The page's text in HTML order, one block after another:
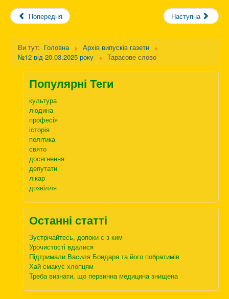
Попередня Наступна
Ви тут: Головна
Архів випусків газети
№12 від 20.03.2025 року
Тарасове слово
Популярні Теги
культура
людина
професія
історія
політика
свято
досягнення
депутати
лікар
дозвілля
Останні статті
Зустрічайтесь, допоки є з ким
Урочистості вдалися
Підтримали Василя Бондаря та його побратимів
Хай смакує хлопцям
Треба визнати, що первинна медицина знищена